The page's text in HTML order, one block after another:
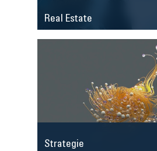
Real Estate
Strategie